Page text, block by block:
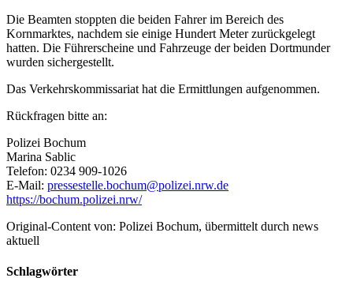
Die Beamten stoppten die beiden Fahrer im Bereich des
Kornmarktes, nachdem sie einige Hundert Meter zurückgelegt
hatten. Die Führerscheine und Fahrzeuge der beiden Dortmunder
wurden sichergestellt.
Das Verkehrskommissariat hat die Ermittlungen aufgenommen.
Rückfragen bitte an:
Polizei Bochum
Marina Sablic
Telefon: 0234 909-1026
E-Mail: pressestelle.bochum@polizei.nrw.de
https://bochum.polizei.nrw/
Original-Content von: Polizei Bochum, übermittelt durch news
aktuell
Schlagwörter